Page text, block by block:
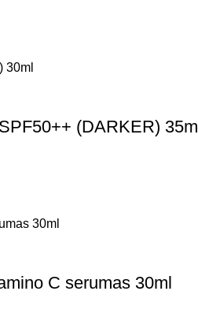
(DARKER) 35ml
C serumas 30ml